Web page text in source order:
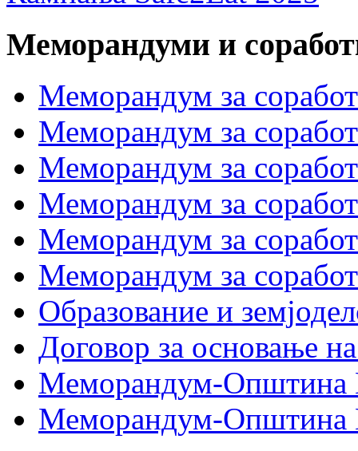
Меморандуми и
Меморандум за
Меморандум за
Меморандум за
Меморандум за
Меморандум за
Меморандум за
Образование и
Договор за основање
Меморандум-Општина
Меморандум-Општина